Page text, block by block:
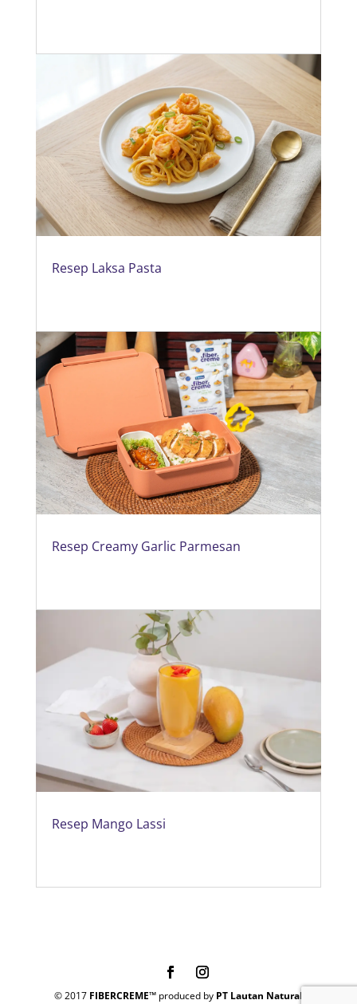
Resep Laksa Pasta
Resep Creamy Garlic Parmesan
Resep Mango Lassi
© 2017 FIBERCREME™produced by PT Lautan Natural